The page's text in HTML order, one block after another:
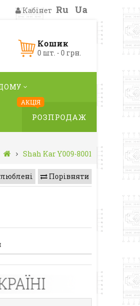
Кабінет Ru Ua
Кошик
0 шт. - 0 грн.
АКЦІЯ
РОЗПРОДАЖ
Shah Kar Y009-8001
Порівняти